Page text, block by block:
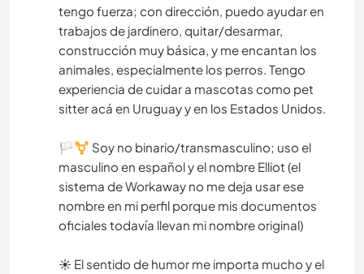
tengo fuerza; con dirección, puedo ayudar en
trabajos de jardinero, quitar/desarmar,
construcción muy básica, y me encantan los
animales, especialmente los perros. Tengo
experiencia de cuidar a mascotas como pet
sitter acá en Uruguay y en los Estados Unidos.
🏳️‍⚧️ Soy no binario/transmasculino; uso el
masculino en español y el nombre Elliot (el
sistema de Workaway no me deja usar ese
nombre en mi perfil porque mis documentos
oficiales todavía llevan mi nombre original)
☀️ El sentido de humor me importa mucho y el